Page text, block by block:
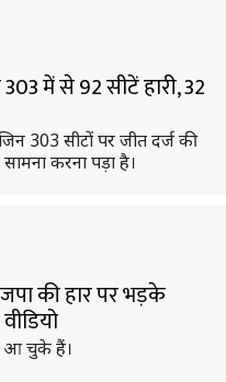
में से 92 सीटें हारी, 32
303 सीटों पर जीत दर्ज की
करना पड़ा है।
की हार पर भड़के
आ चुके हैं।